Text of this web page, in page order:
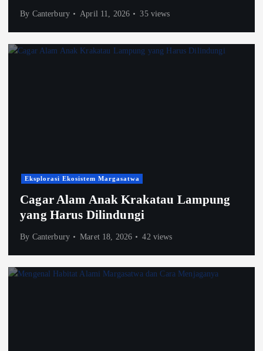
By Canterbury April 11, 2026 35 views
Eksplorasi Ekosistem Margasatwa
Cagar Alam Anak Krakatau Lampung
yang Harus Dilindungi
By Canterbury Maret 18, 2026 42 views